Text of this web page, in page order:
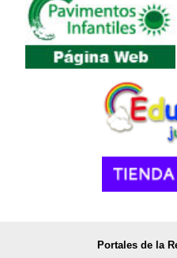
Portales de la